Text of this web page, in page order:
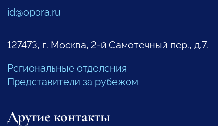
id@opora.ru
127473, г. Москва, 2-й Самотечный пер., д.7.
Региональные отделения
Представители за рубежом
Другие контакты